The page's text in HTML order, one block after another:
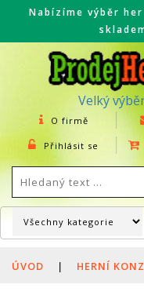
Nabízíme výběr
Velký
O firmě
Přihlásit se
ÚVOD | HERNÍ